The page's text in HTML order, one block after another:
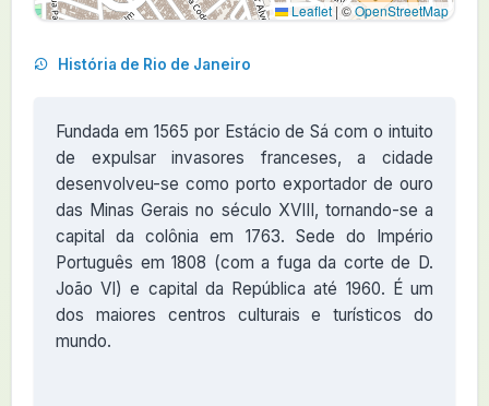
Leaflet | ©OpenStreetMap
História de Rio de Janeiro
Fundada em 1565 por Estácio de Sá com o intuito
de expulsar invasores franceses, a cidade
desenvolveu-se como porto exportador de ouro
das Minas Gerais no século XVIII, tornando-se a
capital da colônia em 1763. Sede do Império
Português em 1808 (com a fuga da corte de D.
João VI) e capital da República até 1960. É um
dos maiores centros culturais e turísticos do
mundo.